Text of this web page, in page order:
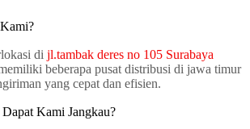
di jl.tambak deres no 105 Surabaya
beberapa pusat distribusi di jawa timur
yang cepat dan efisien.
Kami Jangkau?